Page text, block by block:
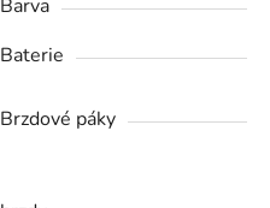
Barva
Baterie
Brzdové páky